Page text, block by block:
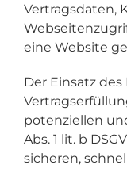
Vertragsdaten,
eine Website
Der Einsatz
potenziellen
Abs. 1 lit. b
sicheren,